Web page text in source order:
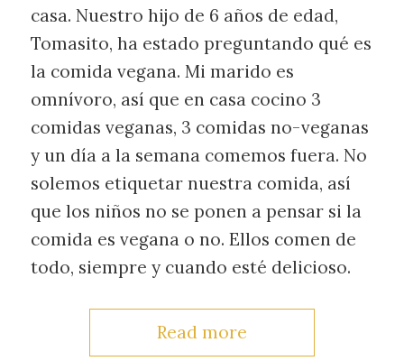
casa. Nuestro hijo de 6 años de edad,
Tomasito, ha estado preguntando qué es
la comida vegana. Mi marido es
omnívoro, así que en casa cocino 3
comidas veganas, 3 comidas no-veganas
y un día a la semana comemos fuera. No
solemos etiquetar nuestra comida, así
que los niños no se ponen a pensar si la
comida es vegana o no. Ellos comen de
todo, siempre y cuando esté delicioso.
Read more